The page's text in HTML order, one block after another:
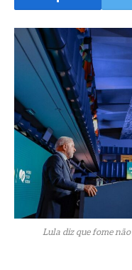
Lula diz que fome